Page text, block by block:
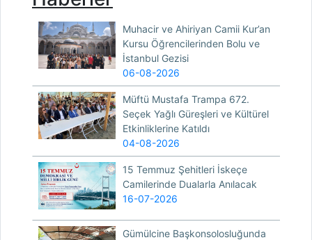
Muhacir ve Ahiriyan Camii Kur’an
Kursu Öğrencilerinden Bolu ve
İstanbul Gezisi
06-08-2026
Müftü Mustafa Trampa 672.
Seçek Yağlı Güreşleri ve Kültürel
Etkinliklerine Katıldı
04-08-2026
15 Temmuz Şehitleri İskeçe
Camilerinde Dualarla Anılacak
16-07-2026
Gümülcine Başkonsolosluğunda